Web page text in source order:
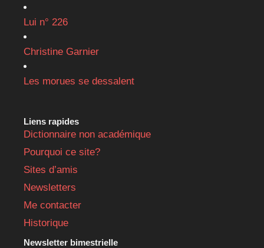
Lui n° 226
Christine Garnier
Les morues se dessalent
Liens rapides
Dictionnaire non académique
Pourquoi ce site?
Sites d’amis
Newsletters
Me contacter
Historique
Newsletter bimestrielle